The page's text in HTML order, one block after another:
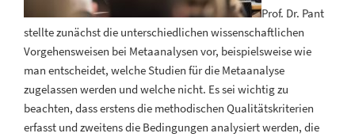
Prof. Dr. Pant
stellte zunächst die unterschiedlichen wissenschaftlichen
Vorgehensweisen bei Metaanalysen vor, beispielsweise wie
man entscheidet, welche Studien für die Metaanalyse
zugelassen werden und welche nicht. Es sei wichtig zu
beachten, dass erstens die methodischen Qualitätskriterien
erfasst und zweitens die Bedingungen analysiert werden, die